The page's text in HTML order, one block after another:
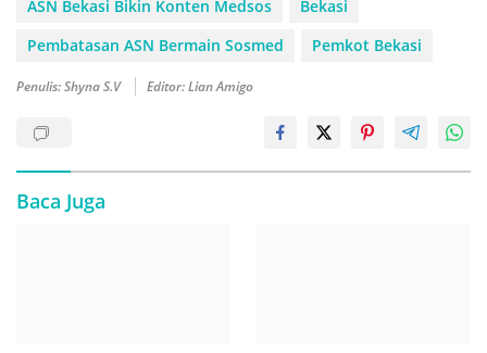
ASN Bekasi Bikin Konten Medsos
Bekasi
Pembatasan ASN Bermain Sosmed
Pemkot Bekasi
Penulis: Shyna S.V Editor: Lian Amigo
Baca Juga